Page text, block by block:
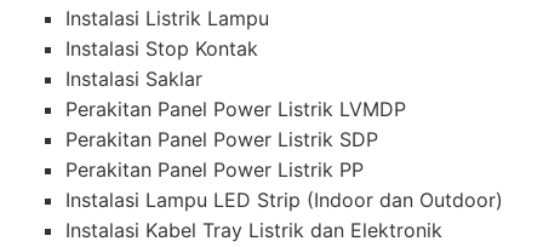
Instalasi Listrik Lampu
Instalasi Stop Kontak
Instalasi Saklar
Perakitan Panel Power Listrik LVMDP
Perakitan Panel Power Listrik SDP
Perakitan Panel Power Listrik PP
Instalasi Lampu LED Strip (Indoor dan Outdoor)
Instalasi Kabel Tray Listrik dan Elektronik